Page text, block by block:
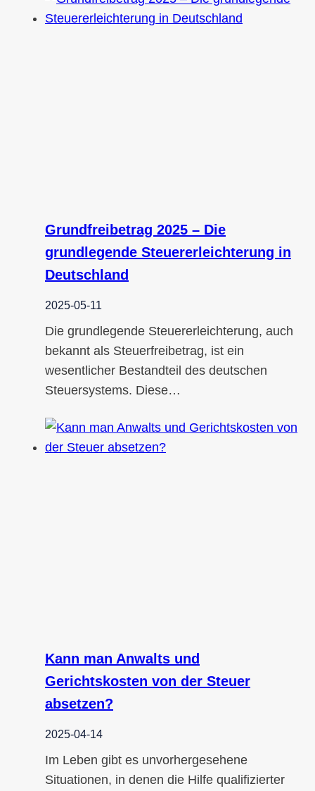
Grundfreibetrag 2025 – Die
grundlegende Steuererleichterung in
Deutschland
2025-05-11
Die grundlegende Steuererleichterung, auch
bekannt als Steuerfreibetrag, ist ein
wesentlicher Bestandteil des deutschen
Steuersystems. Diese…
Kann man Anwalts und
Gerichtskosten von der Steuer
absetzen?
2025-04-14
Im Leben gibt es unvorhergesehene
Situationen, in denen die Hilfe qualifizierter